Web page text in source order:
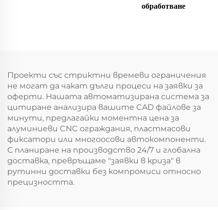
обработване
Проекти със стриктни времеви ограничения
не могат да чакат дълги процеси на заявки за
оферти. Нашата автоматизирана система за
цитиране анализира вашите CAD файлове за
минути, предлагайки моментна цена за
алуминиеви CNC ограждания, пластмасови
фиксатори или многоосови автокомпоненти.
С планиране на производство 24/7 и глобална
доставка, превръщаме "заявки в криза" в
рутинни доставки без компромиси относно
прецизността.